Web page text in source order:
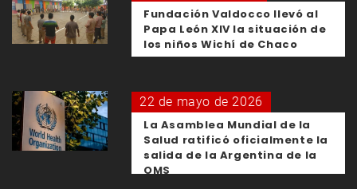
Fundación Valdocco llevó al
Papa León XIV la situación de
los niños Wichí de Chaco
22 de mayo de 2026
La Asamblea Mundial de la
Salud ratificó oficialmente la
salida de la Argentina de la
OMS